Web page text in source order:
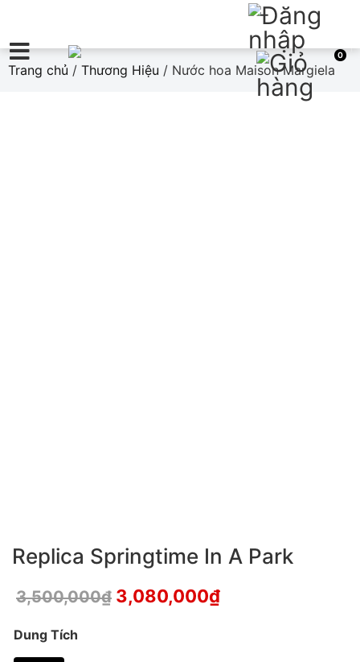
0
Trang chủ / Thương Hiệu / Nước hoa Maison Margiela
Replica Springtime In A Park
3,500,000₫ 3,080,000₫
Dung Tích